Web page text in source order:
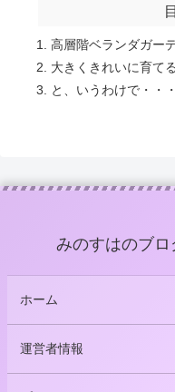
高層階ベランダガー
大きくきれいに育て
と、いうわけで・・・
みのすはのブ
ホーム
運営者情報